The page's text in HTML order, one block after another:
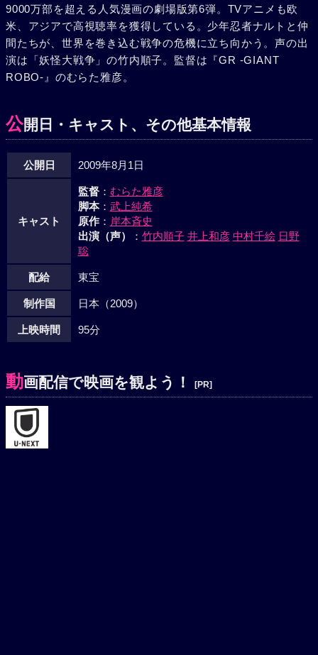
9000万部を超える人気漫画の劇場版第6弾。TVアニメも欧
米、アジアで高視聴率を獲得している。少年忍者ナルトと仲
間たちが、世界を巻き込む戦争の危機に立ち向かう。声の出
演は「妖怪大戦争」の竹内順子。監督は『GR -GIANT
ROBO-』のむらた雅彦。
公開日・キャスト、その他基本情報
公開日 2009年8月1日
キャスト
監督： むらた雅彦
脚本： 武上純希
原作： 岸本斉史
出演（声）
： 竹内順子 井上和彦 中村千絵 日野
聡
配給 東宝
制作国 日本（2009）
上映時間 95分
動画配信で映画を観よう！ [PR]